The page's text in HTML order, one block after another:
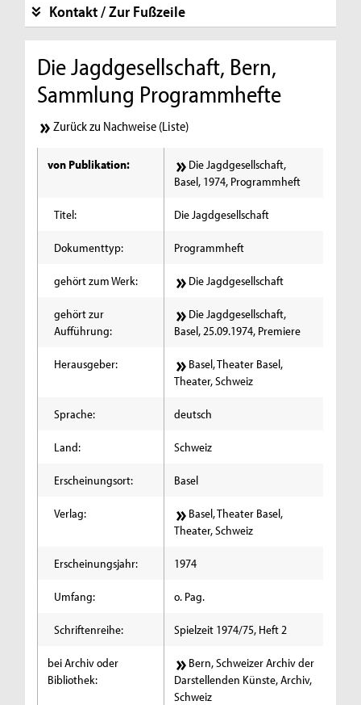
Kontakt / Zur Fußzeile
Die Jagdgesellschaft, Bern,
Sammlung Programmhefte
Zurück zu Nachweise (Liste)
von Publikation:
Die Jagdgesellschaft,
Basel, 1974, Programmheft
Titel: Die Jagdgesellschaft
Dokumenttyp: Programmheft
gehört zum Werk: Die Jagdgesellschaft
gehört zur
Aufführung:
Die Jagdgesellschaft,
Basel, 25.09.1974, Premiere
Herausgeber:
Basel, Theater Basel,
Theater, Schweiz
Sprache: deutsch
Land: Schweiz
Erscheinungsort: Basel
Verlag:
Basel, Theater Basel,
Theater, Schweiz
Erscheinungsjahr: 1974
Umfang: o. Pag.
Schriftenreihe: Spielzeit 1974/75, Heft 2
bei Archiv oder
Bibliothek:
Bern, Schweizer Archiv der
Darstellenden Künste, Archiv,
Schweiz